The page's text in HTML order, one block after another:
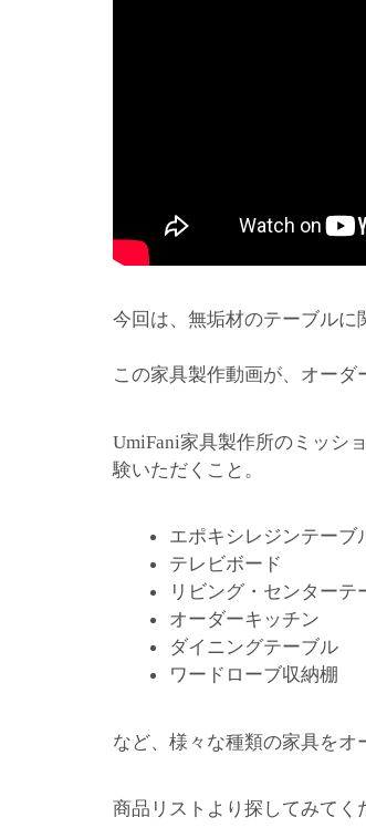
今回は、無垢材のテーブルに
この家具製作動画が、オーダ
UmiFani家具製作所のミッシ
験いただくこと。
エポキシレジンテーブ
テレビボード
リビング・センターテ
オーダーキッチン
ダイニングテーブル
ワードローブ収納棚
など、様々な種類の家具をオ
商品リストより探してみてく